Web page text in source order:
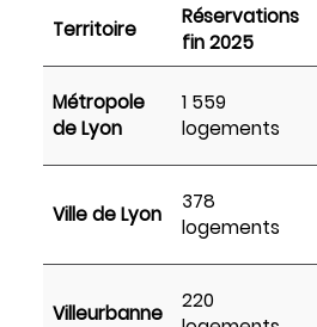
Territoire
Réservations
fin 2025
Métropole
de Lyon
1 559
logements
Ville de Lyon
378
logements
Villeurbanne
220